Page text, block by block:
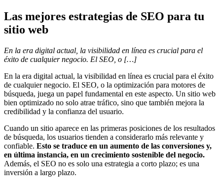
Las mejores estrategias de SEO para tu
sitio web
En la era digital actual, la visibilidad en línea es crucial para el
éxito de cualquier negocio. El SEO, o […]
En la era digital actual, la visibilidad en línea es crucial para el éxito
de cualquier negocio. El SEO, o la optimización para motores de
búsqueda, juega un papel fundamental en este aspecto. Un sitio web
bien optimizado no solo atrae tráfico, sino que también mejora la
credibilidad y la confianza del usuario.
Cuando un sitio aparece en las primeras posiciones de los resultados
de búsqueda, los usuarios tienden a considerarlo más relevante y
confiable. Esto se traduce en un aumento de las conversiones y,
en última instancia, en un crecimiento sostenible del negocio.
Además, el SEO no es solo una estrategia a corto plazo; es una
inversión a largo plazo.